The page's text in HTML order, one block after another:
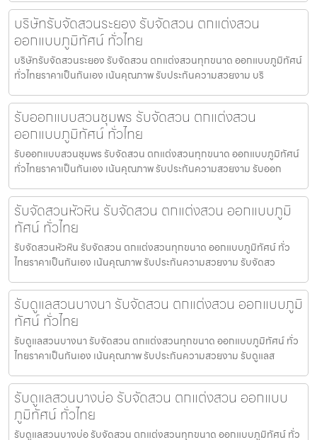
บริษัทรับจัดสวนระยอง รับจัดสวน ตกแต่งสวน
ออกแบบภูมิทัศน์ ทั่วไทย
บริษัทรับจัดสวนระยอง รับจัดสวน ตกแต่งสวนทุกขนาด ออกแบบภูมิทัศน์
ทั่วไทยราคาเป็นกันเอง เน้นคุณภาพ รับประกันความสวยงาม บริ
รับออกแบบสวนชุมพร รับจัดสวน ตกแต่งสวน
ออกแบบภูมิทัศน์ ทั่วไทย
รับออกแบบสวนชุมพร รับจัดสวน ตกแต่งสวนทุกขนาด ออกแบบภูมิทัศน์
ทั่วไทยราคาเป็นกันเอง เน้นคุณภาพ รับประกันความสวยงาม รับออก
รับจัดสวนหัวหิน รับจัดสวน ตกแต่งสวน ออกแบบภูมิ
ทัศน์ ทั่วไทย
รับจัดสวนหัวหิน รับจัดสวน ตกแต่งสวนทุกขนาด ออกแบบภูมิทัศน์ ทั่ว
ไทยราคาเป็นกันเอง เน้นคุณภาพ รับประกันความสวยงาม รับจัดสว
รับดูแลสวนบางนา รับจัดสวน ตกแต่งสวน ออกแบบภูมิ
ทัศน์ ทั่วไทย
รับดูแลสวนบางนา รับจัดสวน ตกแต่งสวนทุกขนาด ออกแบบภูมิทัศน์ ทั่ว
ไทยราคาเป็นกันเอง เน้นคุณภาพ รับประกันความสวยงาม รับดูแลส
รับดูแลสวนบางบ่อ รับจัดสวน ตกแต่งสวน ออกแบบ
ภูมิทัศน์ ทั่วไทย
รับดูแลสวนบางบ่อ รับจัดสวน ตกแต่งสวนทุกขนาด ออกแบบภูมิทัศน์ ทั่ว